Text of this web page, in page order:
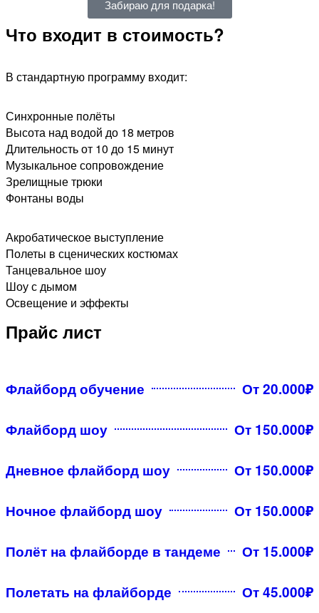
Забираю для подарка!
Что входит в стоимость?
В стандартную программу входит:
Синхронные полёты
Высота над водой до 18 метров
Длительность от 10 до 15 минут
Музыкальное сопровождение
Зрелищные трюки
Фонтаны воды​
Акробатическое выступление
Полеты в сценических костюмах
Танцевальное шоу
Шоу с дымом
Освещение и эффекты
Прайс лист
Флайборд обучение От 20.000₽
Флайборд шоу От 150.000₽
Дневное флайборд шоу От 150.000₽
Ночное флайборд шоу От 150.000₽
Полёт на флайборде в тандеме От 15.000₽
Полетать на флайборде От 45.000₽